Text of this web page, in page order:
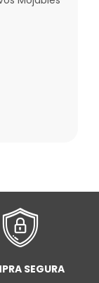
SEGURA